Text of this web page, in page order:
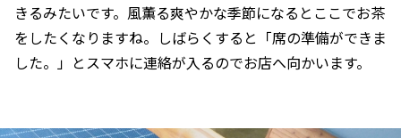
きるみたいです。風薫る爽やかな季節になるとここでお茶
をしたくなりますね。しばらくすると「席の準備ができま
した。」とスマホに連絡が入るのでお店へ向かいます。